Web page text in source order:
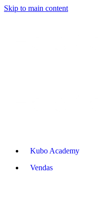
Skip to main content
Kubo Academy
Vendas